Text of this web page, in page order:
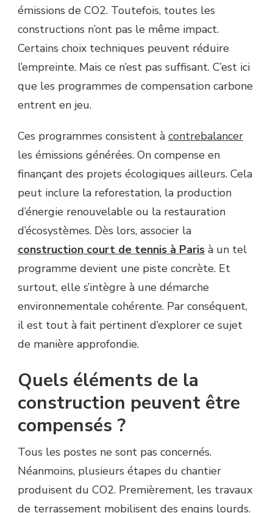
émissions de CO2. Toutefois, toutes les
constructions n’ont pas le même impact.
Certains choix techniques peuvent réduire
l’empreinte. Mais ce n’est pas suffisant. C’est ici
que les programmes de compensation carbone
entrent en jeu.
Ces programmes consistent à contrebalancer
les émissions générées. On compense en
finançant des projets écologiques ailleurs. Cela
peut inclure la reforestation, la production
d’énergie renouvelable ou la restauration
d’écosystèmes. Dès lors, associer la
construction court de tennis à Paris à un tel
programme devient une piste concrète. Et
surtout, elle s’intègre à une démarche
environnementale cohérente. Par conséquent,
il est tout à fait pertinent d’explorer ce sujet
de manière approfondie.
Quels éléments de la
construction peuvent être
compensés ?
Tous les postes ne sont pas concernés.
Néanmoins, plusieurs étapes du chantier
produisent du CO2. Premièrement, les travaux
de terrassement mobilisent des engins lourds.